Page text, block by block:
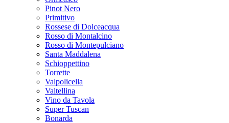
Pinot Nero
Primitivo
Rossese di Dolceacqua
Rosso di Montalcino
Rosso di Montepulciano
Santa Maddalena
Schioppettino
Torrette
Valpolicella
Valtellina
Vino da Tavola
Super Tuscan
Bonarda